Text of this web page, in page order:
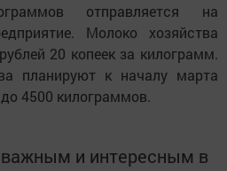
отправляется на
Молоко хозяйства
20 копеек за килограмм.
планируют к началу марта
4500 килограммов.
и интересным в